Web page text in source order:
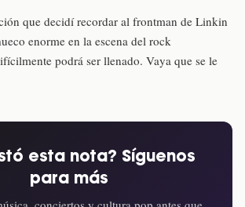
que decidí recordar al frontman de Linkin
enorme en la escena del rock
podrá ser llenado. Vaya que se le
esta nota? Síguenos
para más